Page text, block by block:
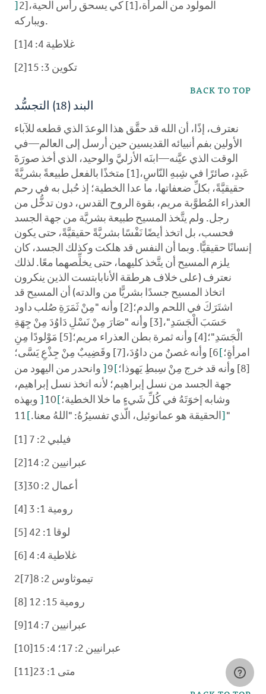
المولود من المرأة،[1] كي يسحق رأس الحية،[2
ويباركه.
غلاطية 4: 4[1]
تكوين 3: 15[2]
BACK TO TOP
البند (18) التجسُّد
نعترف، إذًا، أن الله قد حقَّق هذا الوعدَ الذي قطعه للآباء
الأولين بفم أنبيائه القديسين حين أرسل إلى العالم—في
الوقت الذي عيَّنه—ابنَه الأزليَّ والوحيد، الذي أخذ صورَةَ
عَبدٍ، صائرًا في شِبهِ النّاسِ،[1] متخذًا بالفعل طبيعةً بشريَّةً
حقيقيَّةً، بكلِّ ضعفاتها، ما عدا الخطية؛ إذ حُبل به في رحم
العذراء المُطوَّبة مريم، بقوة الروح القدس، دون تدخُّل من
رجل. ولم يتَّخذ المسيح طبيعة بشريَّة من جهة الجسد
فحسب، بل اتخذ أيضًا نَفْسًا بشريَّةً حقيقيَّةً، حتى يكون
إنسانًا حقيقيًّا. وبما أن النفس قد هلكت وكذلك الجسد، كان
يلزم المسيح أن يتَّخذ كليهما، حتى يخلِّصهما معًا. لذلك
نعترف (على خلاف هرطقة الأنابابتست الذين ينكرون
اتخاذ المسيح جسدًا بشريًّا من والدته) أن المسيح قد
اشتَرَكَ في اللحم والدم؛[2] وأنه "مِنْ ثَمَرَةِ صُلب داود
حَسَبَ الْجَسَدِ"،[3] وأنه "صَارَ مِنْ نَسْلِ دَاوُدَ مِنْ جِهَةِ
الْجَسَدِ"؛[4] وأنه ثمرة بطن العذراء مريم؛[5] مَوْلودًا مِنِ
امرأةٍ؛
6] وأنه غصنٌ من داوُدَ،[7] وقَضِيبٌ مِنْ جِذْعِ يَسَّى؛
9
وانحدر من اليهود من
جهة الجسد من نسل إبراهيم؛ لأنه اتخذ نسل إبراهيم،
وشابه إخوَتَهُ في كُلِّ شَيءٍ ما خلا الخطية؛ 10
وبهذه
الحقيقة هو عمانوئيل، الّذي تفسيرُهُ: "اللهُ معنا. 11 "
فيلبي 2: 7 [1]
عبرانيين 2: 14[2]
أعمال 2: 30[3]
رومية 1: 3 [4]
لوقا 1: 42 [5]
غلاطية 4: 4 [6]
2تيموثاوس 2: 8[7]
رومية 15: 12 [8]
عبرانيين 7: 14[9]
عبرانيين 2: 17؛ 4: 15[10]
متى 1: 23[11]